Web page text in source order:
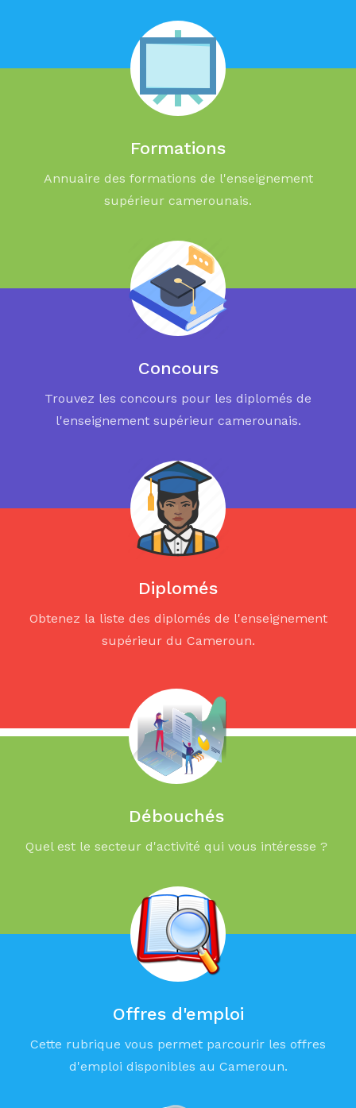
Formations
Annuaire des formations de l'enseignement
supérieur camerounais.
Concours
Trouvez les concours pour les diplomés de
l'enseignement supérieur camerounais.
Diplomés
Obtenez la liste des diplomés de l'enseignement
supérieur du Cameroun.
Débouchés
Quel est le secteur d'activité qui vous intéresse ?
Offres d'emploi
Cette rubrique vous permet parcourir les offres
d'emploi disponibles au Cameroun.